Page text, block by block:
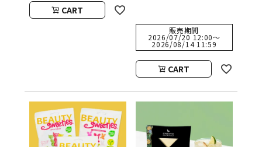
CART
販売期間
2026/07/20 12:00〜
2026/08/14 11:59
CART